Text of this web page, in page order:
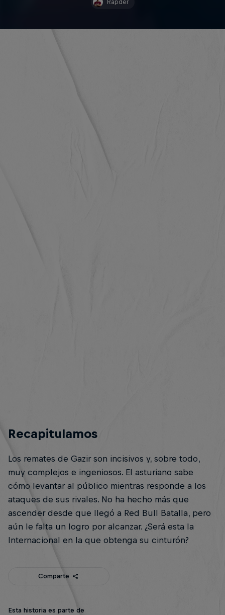
Rapder
Recapitulamos
Los remates de Gazir son incisivos y, sobre todo,
muy complejos e ingeniosos. El asturiano sabe
cómo levantar al público mientras responde a los
ataques de sus rivales. No ha hecho más que
ascender desde que llegó a Red Bull Batalla, pero
aún le falta un logro por alcanzar. ¿Será esta la
Internacional en la que obtenga su cinturón?
Comparte
Esta historia es parte de